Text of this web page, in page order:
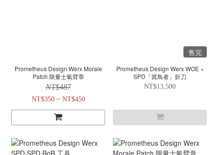
Prometheus Design Werx Morale
Patch 限量士氣臂章
NT$487
NT$350 ~ NT$450
售完
Prometheus Design Werx WOE ×
SPD「賞鳥者」折刀
NT$13,500